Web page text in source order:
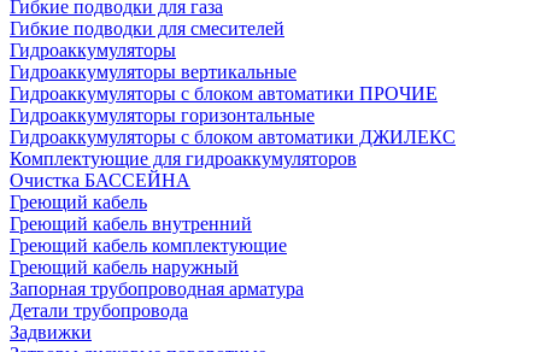
Гибкие подводки для газа
Гибкие подводки для смесителей
Гидроаккумуляторы
Гидроаккумуляторы вертикальные
Гидроаккумуляторы с блоком автоматики ПРОЧИЕ
Гидроаккумуляторы горизонтальные
Гидроаккумуляторы с блоком автоматики ДЖИЛЕКС
Комплектующие для гидроаккумуляторов
Очистка БАССЕЙНА
Греющий кабель
Греющий кабель внутренний
Греющий кабель комплектующие
Греющий кабель наружный
Запорная трубопроводная арматура
Детали трубопровода
Задвижки